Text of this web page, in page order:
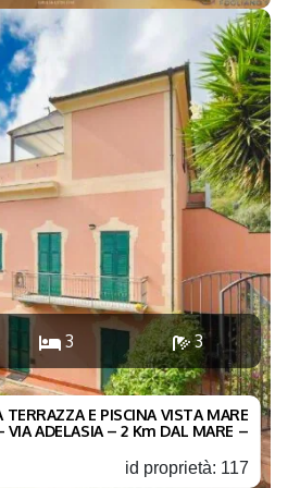
3 3
E PISCINA VISTA MARE
VIA ADELASIA – 2 Km DAL MARE –
id proprietà: 117